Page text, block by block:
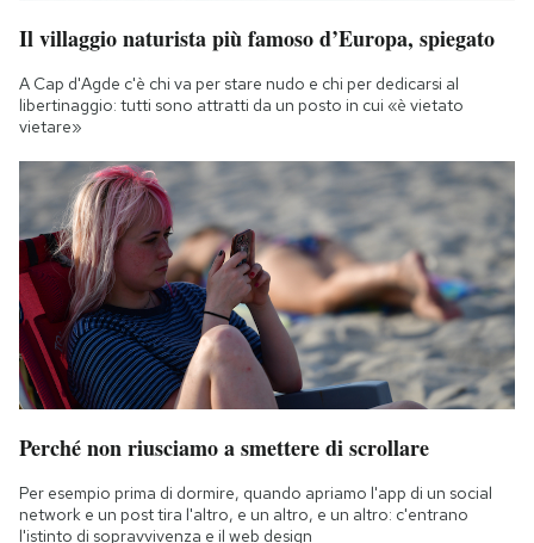
Il villaggio naturista più famoso d’Europa, spiegato
A Cap d'Agde c'è chi va per stare nudo e chi per dedicarsi al
libertinaggio: tutti sono attratti da un posto in cui «è vietato
vietare»
Perché non riusciamo a smettere di scrollare
Per esempio prima di dormire, quando apriamo l'app di un social
network e un post tira l'altro, e un altro, e un altro: c'entrano
l'istinto di sopravvivenza e il web design